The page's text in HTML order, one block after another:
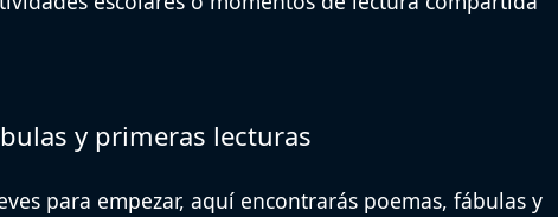
y primeras lecturas
para empezar, aquí encontrarás poemas, fábulas y